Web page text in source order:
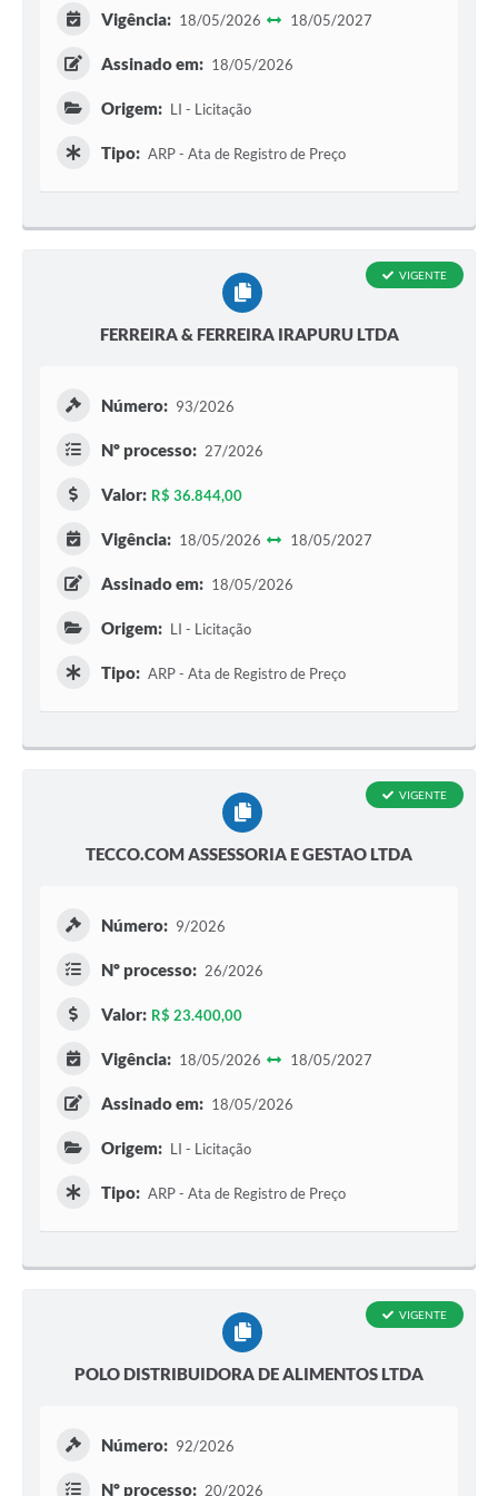
Vigência: 18/05/2026 18/05/2027
Assinado em: 18/05/2026
Origem: LI - Licitação
Tipo: ARP - Ata de Registro de Preço
FERREIRA & FERREIRA IRAPURU LTDA
VIGENTE
Número: 93/2026
Nº processo: 27/2026
Valor: R$ 36.844,00
Vigência: 18/05/2026 18/05/2027
Assinado em: 18/05/2026
Origem: LI - Licitação
Tipo: ARP - Ata de Registro de Preço
TECCO.COM ASSESSORIA E GESTAO LTDA
VIGENTE
Número: 9/2026
Nº processo: 26/2026
Valor: R$ 23.400,00
Vigência: 18/05/2026 18/05/2027
Assinado em: 18/05/2026
Origem: LI - Licitação
Tipo: ARP - Ata de Registro de Preço
POLO DISTRIBUIDORA DE ALIMENTOS LTDA
VIGENTE
Número: 92/2026
Nº processo: 20/2026